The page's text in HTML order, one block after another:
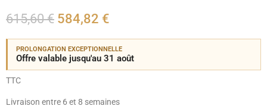
615,60 € 584,82 €
PROLONGATION EXCEPTIONNELLE
Offre valable jusqu'au 31 août
TTC
Livraison entre 6 et 8 semaines